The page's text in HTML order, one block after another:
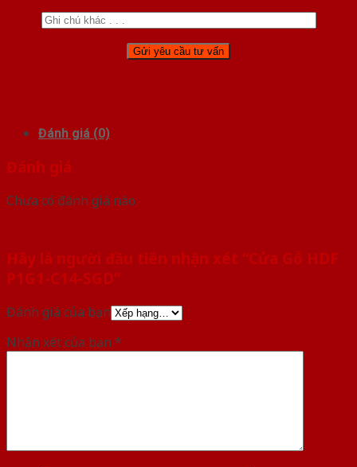
Đánh giá (0)
Đánh giá
Chưa có đánh giá nào.
Hãy là người đầu tiên nhận xét “Cửa Gỗ HDF
P1G1-C14-SGD”
Đánh giá của bạn
Nhận xét của bạn *